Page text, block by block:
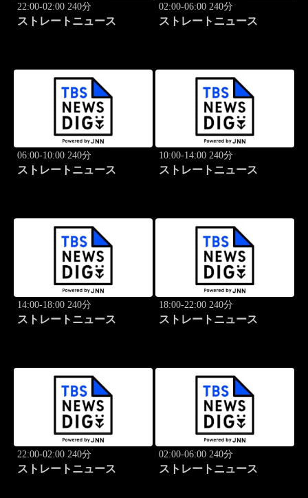
22:00-02:00 240分
ストレートニュース
02:00-06:00 240分
ストレートニュース
06:00-10:00 240分
ストレートニュース
10:00-14:00 240分
ストレートニュース
14:00-18:00 240分
ストレートニュース
18:00-22:00 240分
ストレートニュース
22:00-02:00 240分
ストレートニュース
02:00-06:00 240分
ストレートニュース